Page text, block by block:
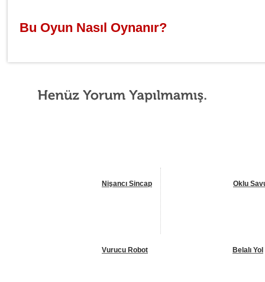
Bu Oyun Nasıl Oynanır?
Nişancı Sincap Oklu
Vurucu Robot Belalı Yol